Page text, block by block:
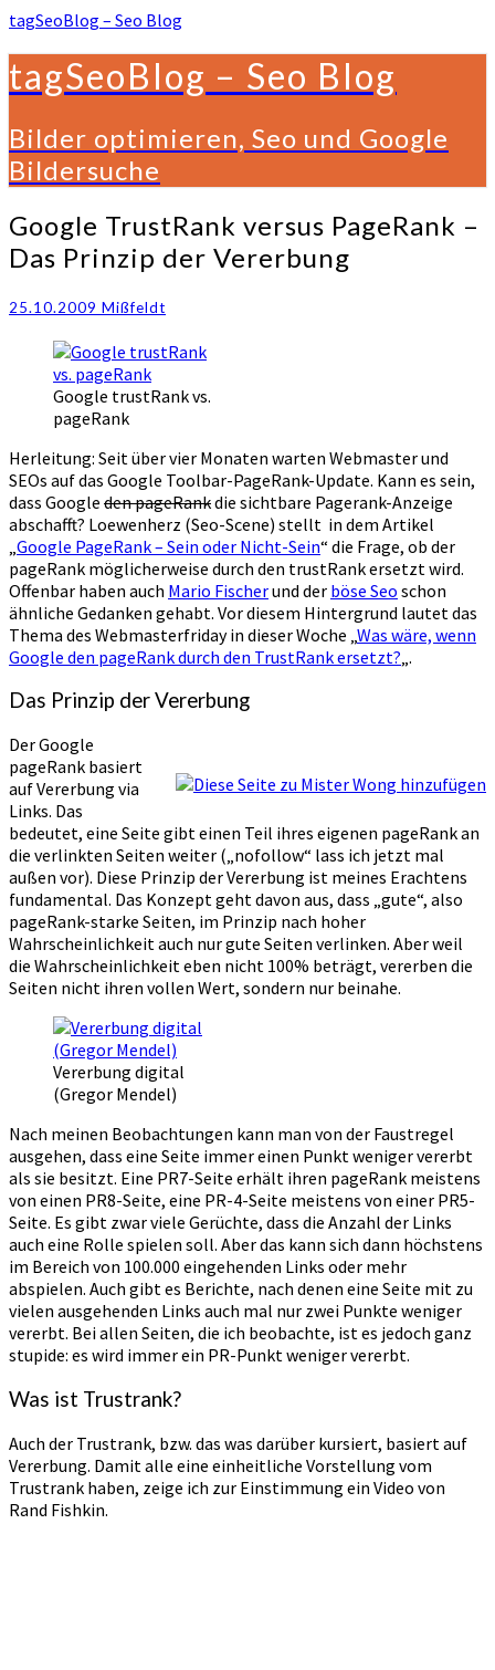
tagSeoBlog – Seo Blog
tagSeoBlog – Seo Blog
Bilder optimieren, Seo und Google
Bildersuche
Google
TrustRank
versus
–
Prinzip
Vererbung
Google TrustRank versus PageRank –
Das Prinzip der Vererbung
25.10.2009 Mißfeldt
Google trustRank vs.
pageRank
Herleitung: Seit über vier Monaten warten Webmaster und
SEOs auf das Google Toolbar-PageRank-Update. Kann es sein,
dass Google den pageRankdie sichtbare Pagerank-Anzeige
abschafft? Loewenherz (Seo-Scene) stellt in dem Artikel
Google PageRank – Sein oder Nicht-Sein“ die Frage, ob der
pageRank möglicherweise durch den trustRank ersetzt wird.
Offenbar haben auch Mario Fischerund der böse Seo schon
ähnliche Gedanken gehabt. Vor diesem Hintergrund lautet das
Thema des Webmasterfriday in dieser Woche „ Was wäre, wenn
Google den pageRank durch den TrustRank ersetzt? „.
Das Prinzip der Vererbung
Der Google
pageRank basiert
auf Vererbung via
Links. Das
bedeutet, eine Seite gibt einen Teil ihres eigenen pageRank an
die verlinkten Seiten weiter („nofollow“ lass ich jetzt mal
außen vor). Diese Prinzip der Vererbung ist meines Erachtens
fundamental. Das Konzept geht davon aus, dass „gute“, also
pageRank-starke Seiten, im Prinzip nach hoher
Wahrscheinlichkeit auch nur gute Seiten verlinken. Aber weil
die Wahrscheinlichkeit eben nicht 100% beträgt, vererben die
Seiten nicht ihren vollen Wert, sondern nur beinahe.
Vererbung digital
(Gregor Mendel)
Nach meinen Beobachtungen kann man von der Faustregel
ausgehen, dass eine Seite immer einen Punkt weniger vererbt
als sie besitzt. Eine PR7-Seite erhält ihren pageRank meistens
von einen PR8-Seite, eine PR-4-Seite meistens von einer PR5-
Seite. Es gibt zwar viele Gerüchte, dass die Anzahl der Links
auch eine Rolle spielen soll. Aber das kann sich dann höchstens
im Bereich von 100.000 eingehenden Links oder mehr
abspielen. Auch gibt es Berichte, nach denen eine Seite mit zu
vielen ausgehenden Links auch mal nur zwei Punkte weniger
vererbt. Bei allen Seiten, die ich beobachte, ist es jedoch ganz
stupide: es wird immer ein PR-Punkt weniger vererbt.
Was ist Trustrank?
Auch der Trustrank, bzw. das was darüber kursiert, basiert auf
Vererbung. Damit alle eine einheitliche Vorstellung vom
Trustrank haben, zeige ich zur Einstimmung ein Video von
Rand Fishkin.